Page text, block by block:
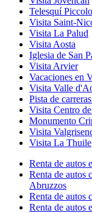
Telesquí
Visita Saint-
Visita La Palud
Visita Aosta
Iglesia de San
Visita Arvier
Vacaciones en
Visita Valle
Pista de
Visita Centro
Monumento
Visita
Visita La Thuile
Renta de autos
Renta de autos
Abruzzos
Renta de autos
Renta de autos